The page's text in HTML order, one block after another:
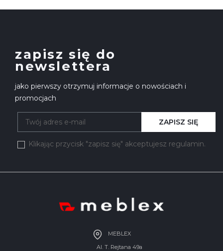
zapisz się do
newslettera
jako pierwszy otrzymuj informacje o nowościach i
promocjach
Klikając przycisk "zapisz się" akceptujesz regulamin.
ZAPISZ SIĘ
MEBLEX
Al. T. Rejtana 49a